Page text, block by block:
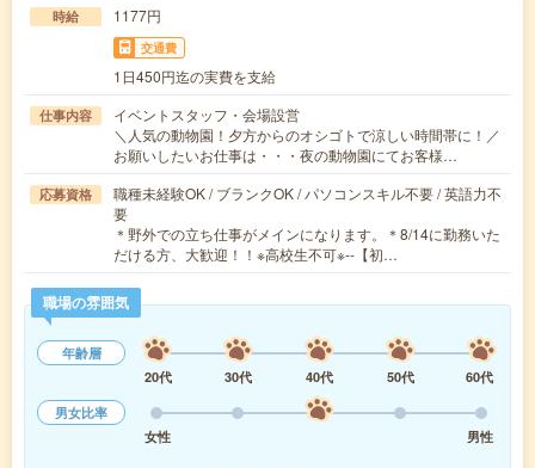
時給 1177円
交通費
1日450円迄の実費を支給
仕事内容
イベントスタッフ・会場設営
＼人気の動物園！夕方からのオシゴトで涼しい時間帯に！／
お願いしたいお仕事は・・・夜の動物園にてお客様…
応募資格
職種未経験OK / ブランクOK / パソコンスキル不要 / 英語力不
要
＊野外での立ち仕事がメインになります。＊8/14に勤務いた
だける方、大歓迎！！※高校生不可※--【初…
職場の雰囲気
年齢層
20代
30代 40代 50代
60代
男女比率
女性
男性